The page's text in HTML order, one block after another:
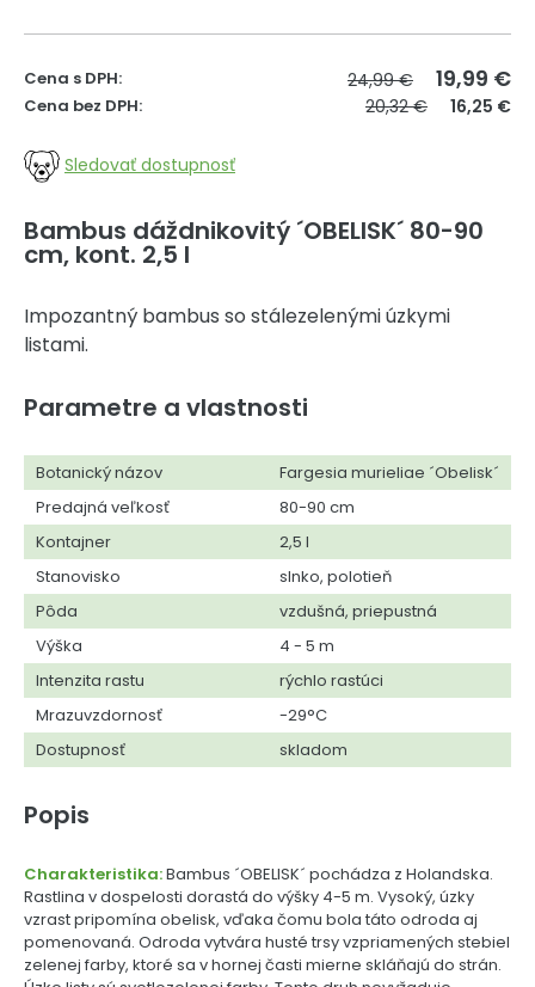
Cena s DPH: 24,99 € 19,99 €
Cena bez DPH: 20,32 € 16,25 €
Sledovať dostupnosť
Bambus dáždnikovitý ´OBELISK´ 80-90
cm, kont. 2,5 l
Impozantný bambus so stálezelenými úzkymi
listami.
Parametre a vlastnosti
Botanický názov
Fargesia murieliae ´Obelisk´
Predajná veľkosť
80-90 cm
Kontajner
2,5 l
Stanovisko
slnko, polotieň
Pôda
vzdušná, priepustná
Výška
4 - 5 m
Intenzita rastu
rýchlo rastúci
Mrazuvzdornosť
-29°C
Dostupnosť
skladom
Popis
Charakteristika:Bambus ´OBELISK´ pochádza z Holandska.
Rastlina v dospelosti dorastá do výšky 4-5 m. Vysoký, úzky
vzrast pripomína obelisk, vďaka čomu bola táto odroda aj
pomenovaná. Odroda vytvára husté trsy vzpriamených stebiel
zelenej farby, ktoré sa v hornej časti mierne skláňajú do strán.